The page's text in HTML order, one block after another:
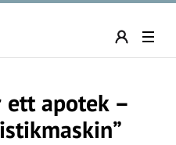
ett apotek –